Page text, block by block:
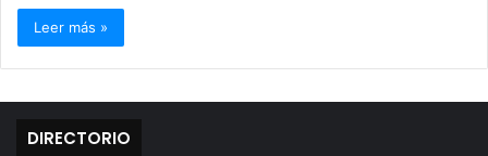
Leer más »
DIRECTORIO